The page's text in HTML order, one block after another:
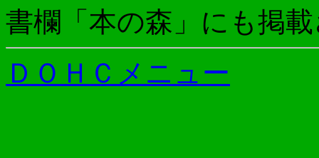
書欄「本の森」にも掲
ＤＯＨＣメニュー